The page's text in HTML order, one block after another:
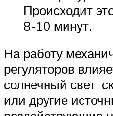
Происходит
8-10 минут.
На работу
регуляторов
солнечный свет,
или другие